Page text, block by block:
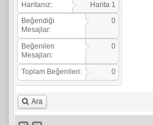
Haritanız:
Harita 1
Beğendiği
Mesajlar:
0
Beğenilen
Mesajları:
0
Toplam Beğenileri: 0
Ara